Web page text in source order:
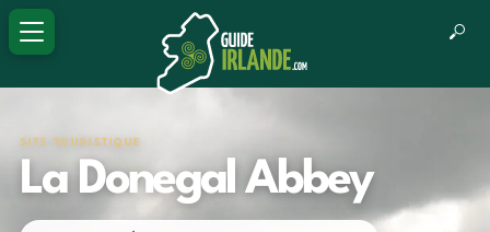
SITE TOURISTIQUE
La Donegal Abbey